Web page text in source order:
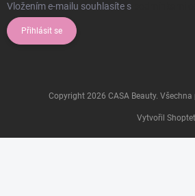
Vložením e-mailu souhlasíte s
Přihlásit se
Vytvořil Shoptet
Copyright 2026 CASA Beauty. Všechna